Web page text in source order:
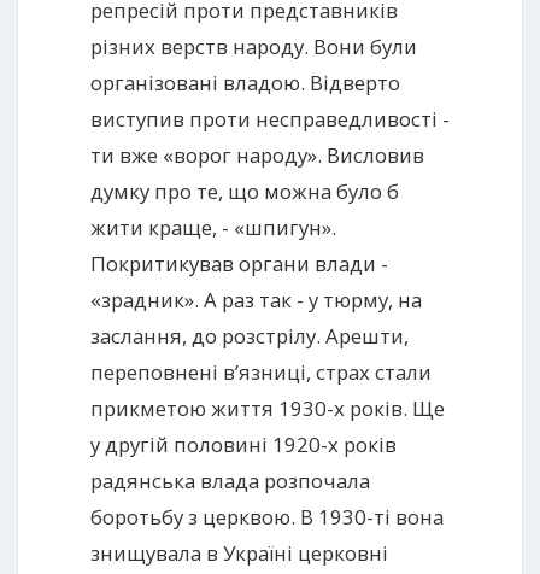
репресій проти представників
різних верств народу. Вони були
організовані владою. Відверто
виступив проти несправедливості -
ти вже «ворог народу». Висловив
думку про те, що можна було б
жити краще, - «шпигун».
Покритикував органи влади -
«зрадник». А раз так - у тюрму, на
заслання, до розстрілу. Арешти,
переповнені в’язниці, страх стали
прикметою життя 1930-х років. Ще
у другій половині 1920-х років
радянська влада розпочала
боротьбу з церквою. В 1930-ті вона
знищувала в Україні церковні